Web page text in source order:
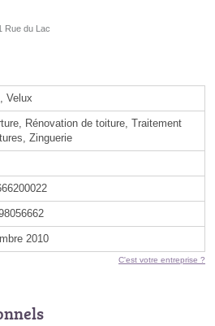
Rue du Lac
Velux
Rénovation de toiture, Traitement
Zinguerie
2010
C'est votre entreprise ?